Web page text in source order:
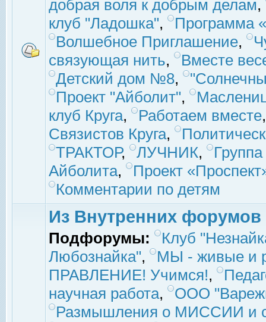
добрая воля к добрым делам,
клуб "Ладошка",
Программа
Волшебное Приглашение,
связующая нить,
Вместе
Детский дом №8,
Проект "Айболит",
клуб Круга, Работаем вместе
Связистов Круга,
ТРАКТОР, ЛУЧНИК,
Айболита,
Проект
Комментарии по детям
Из Внутренних форумов
Подфорумы:
Клуб
Любознайка",
МЫ - живые и
ПРАВЛЕНИЕ! Учимся!,
научная работа,
ООО
Размышления о МИССИИ и